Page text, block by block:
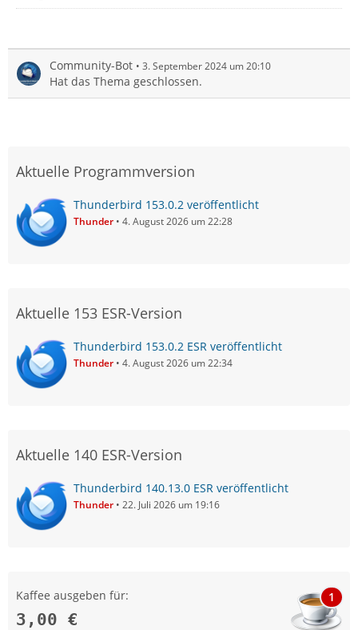
Community-Bot 3. September 2024 um 20:10
Hat das Thema geschlossen.
Aktuelle Programmversion
Thunderbird 153.0.2 veröffentlicht
Thunder 4. August 2026 um 22:28
Aktuelle 153 ESR-Version
Thunderbird 153.0.2 ESR veröffentlicht
Thunder 4. August 2026 um 22:34
Aktuelle 140 ESR-Version
Thunderbird 140.13.0 ESR veröffentlicht
Thunder 22. Juli 2026 um 19:16
Kaffee ausgeben für:
3,00 €
1